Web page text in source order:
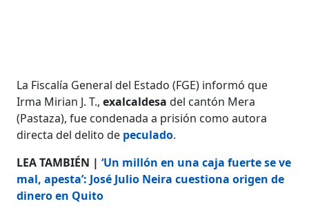
La Fiscalía General del Estado (FGE) informó que
Irma Mirian J. T.,exalcaldesa del cantón Mera
(Pastaza), fue condenada a prisión como autora
directa del delito de peculado.
LEA TAMBIÉN |‘Un millón en una caja fuerte se ve
mal, apesta’: José Julio Neira cuestiona origen de
dinero en Quito